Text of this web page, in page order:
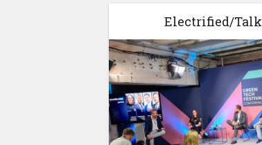
Electrified/Talk